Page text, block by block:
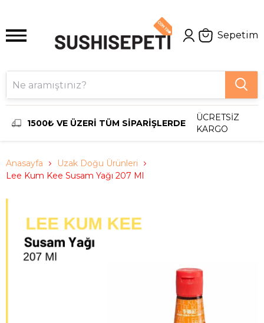
Sepetim
1500₺ VE ÜZERİ TÜM SİPARİŞLERDE
ÜCRETSİZ
KARGO
Anasayfa
Uzak Doğu Ürünleri
Lee Kum Kee Susam Yağı 207 Ml